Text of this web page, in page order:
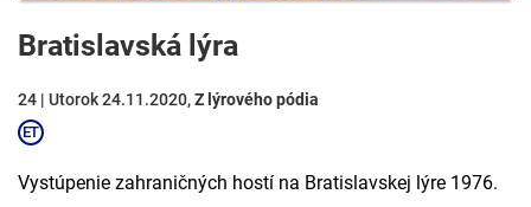
Bratislavská lýra
24 | Utorok 24.11.2020,Z lýrového pódia
Vystúpenie zahraničných hostí na Bratislavskej lýre 1976.